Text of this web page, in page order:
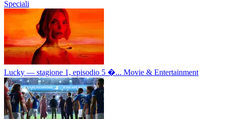
Speciali
Lucky — stagione 1, episodio 5 �... Movie & Entertainment